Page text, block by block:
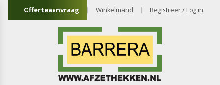
Offerteaanvraag Winkelmand Registreer / Log in